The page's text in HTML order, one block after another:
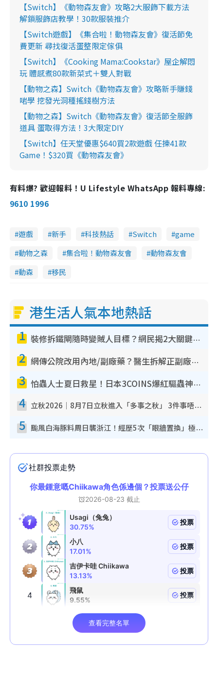
【Switch】《動物森友會》攻略2大服飾下載方法
解鎖服飾店教學！30款服裝推介
【Switch遊戲】《集合啦！動物森友會》復活節免
費更新 尋找復活蛋整限定傢俱
【Switch】《Cooking Mama:Cookstar》屋企解悶
玩 體感煮80款新菜式＋雙人對戰
【動物之森】Switch《動物森友會》攻略新手賺錢
啱學 挖發光洞種搖錢樹方法
【動物之森】Switch《動物森友會》復活節全服飾
道具 蛋取得方法！3大限定DIY
【Switch】任天堂優惠$640買2款遊戲 任揀41款
Game！$320買《動物森友會》
有料爆? 歡迎報料！U Lifestyle WhatsApp 報料專線:
9610 1996
遊戲 新手 科技熱話 Switch
game
動物之森
集合啦！動物森友會
動物森友會
動森
移民
港生活人氣本地熱話
1 裝修拆鐵閘隨時變賊人目標？網民揭2大關鍵用途：裝新式等於白裝？附新舊鐵閘分別
2 網傳公院改用內地/副廠藥？醫生拆解正副廠分別 揭4類人換藥隨時出事
3 怕蟲人士夏日救星！日本3COINS爆紅驅蟲神器$45起 1招「全程免觸碰」輕鬆搞定小強
4 立秋2026｜8月7日立秋進入「多事之秋」 3件事唔做得！專家教6招開運 清枱頭／銀包納氣接好運
5 颱風白海豚料周日襲浙江！經歷5次「眼牆置換」極罕見 成登陸內地最長途颱風